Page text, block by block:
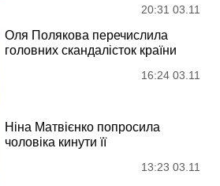
20:31 03.11
Оля Полякова перечислила
головних скандалісток країни
16:24 03.11
Ніна Матвієнко попросила
чоловіка кинути її
13:23 03.11